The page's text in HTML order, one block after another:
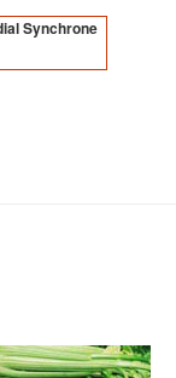
Synchrone